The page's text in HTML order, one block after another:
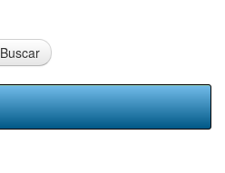
Buscar